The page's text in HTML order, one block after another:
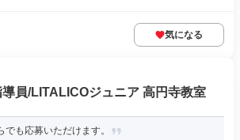
気になる
員/LITALICOジュニア 高円寺教室
も応募いただけます。